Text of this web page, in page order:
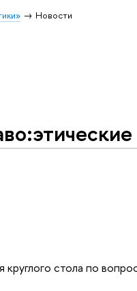
Новости
стола по